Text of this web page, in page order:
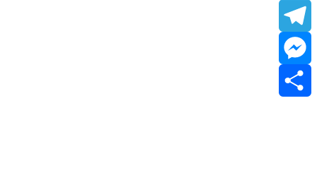
LinkedIn
Telegram
Messenger